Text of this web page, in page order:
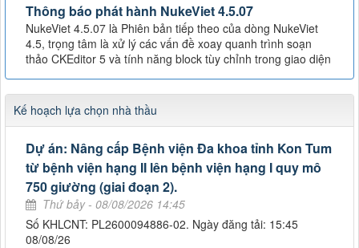
Thông báo phát hành NukeViet 4.5.07
NukeViet 4.5.07 là Phiên bản tiếp theo của dòng NukeViet
4.5, trọng tâm là xử lý các vấn đề xoay quanh trình soạn
thảo CKEditor 5 và tính năng block tùy chỉnh trong giao diện
Kế hoạch lựa chọn nhà thầu
Dự án: Nâng cấp Bệnh viện Đa khoa tỉnh Kon Tum
từ bệnh viện hạng II lên bệnh viện hạng I quy mô
750 giường (giai đoạn 2).
Thứ bảy - 08/08/2026 14:45
Số KHLCNT: PL2600094886-02. Ngày đăng tải: 15:45
08/08/26